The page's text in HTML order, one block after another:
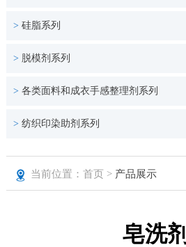
> 硅脂系列
> 脱模剂系列
> 各类面料和成衣手感整理剂系列
> 纺织印染助剂系列
当前位置：首页 > 产品展示
皂洗剂